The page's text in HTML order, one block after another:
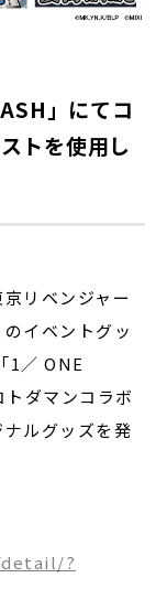
」にてコ
トを使用し
リベンジャー
イベントグッ
1／ ONE
ダマンコラボ
ルグッズを発
?